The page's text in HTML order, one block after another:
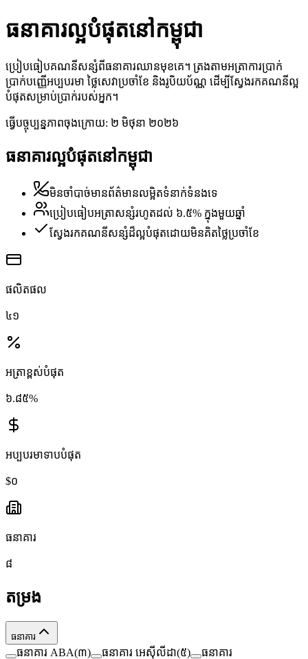
ធនាគារល្អបំផុតនៅកម្ពុជា
ប្រៀបធៀបគណនីសន្សំពីធនាគារឈានមុខគេ។ ត្រងតាមអត្រាការប្រាក់
ប្រាក់បញ្ញើអប្បបរមា ថ្លៃសេវាប្រចាំខែ និងរូបិយប័ណ្ណ ដើម្បីស្វែងរកគណនីល្អ
បំផុតសម្រាប់ប្រាក់របស់អ្នក។
ធ្វើបច្ចុប្បន្នភាពចុងក្រោយ: ២ មិថុនា ២០២៦
ធនាគារល្អបំផុតនៅកម្ពុជា
មិនចាំបាច់មានព័ត៌មានលម្អិតទំនាក់ទំនងទេ
ប្រៀបធៀបអត្រាសន្សំរហូតដល់ ៦.៥% ក្នុងមួយឆ្នាំ
ស្វែងរកគណនីសន្សំដ៏ល្អបំផុតដោយមិនគិតថ្លៃប្រចាំខែ
ផលិតផល
៤១
អត្រា​ខ្ពស់​បំផុត
៦.៨៥%
អប្បបរមា​ទាប​បំផុត
$០
ធនាគារ
៨
តម្រង
ធនាគារ
ធនាគារ ABA(៣) ធនាគារ អេស៊ីលីដា(៥)
ធនាគារ